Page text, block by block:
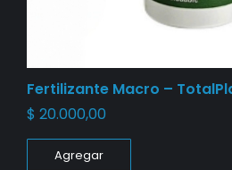
Fertilizante Macro –
$ 20.000,00
Agregar